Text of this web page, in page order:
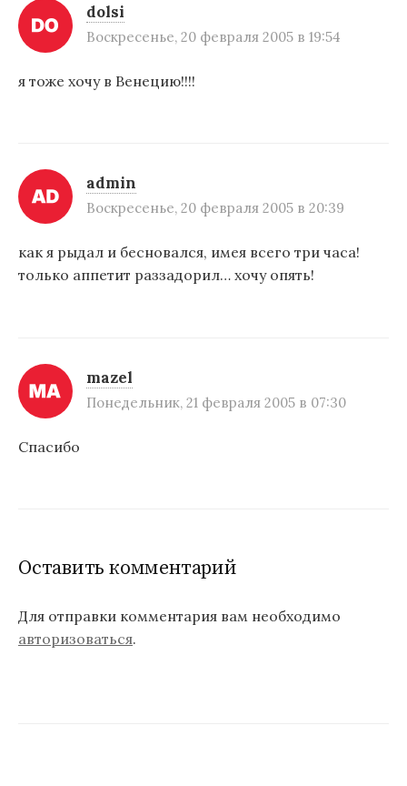
и
я
п
а
п
с
dolsi
Воскресенье, 20 февраля 2005 в 19:54
я тоже хочу в Венецию!!!!
admin
Воскресенье, 20 февраля 2005 в 20:39
как я рыдал и бесновался, имея всего три часа!
только аппетит раззадорил… хочу опять!
mazel
Понедельник, 21 февраля 2005 в 07:30
Спасибо
Оставить комментарий
Для отправки комментария вам необходимо
авторизоваться.